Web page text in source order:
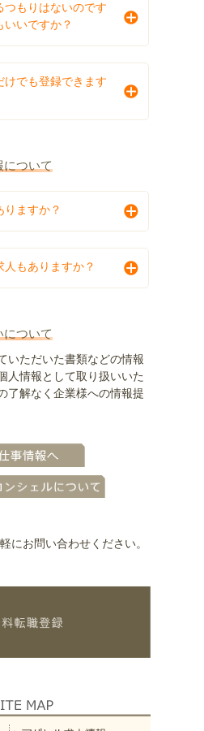
つもりはないのです
いいですか？
けでも登録できます
について
りますか？
もありますか？
について
いただいた書類などの情報
人情報として取り扱いいた
了解なく企業様への情報提
にお問い合わせください。